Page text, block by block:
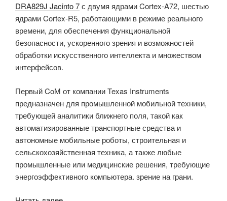
DRA829J Jacinto 7с двумя ядрами Cortex-A72, шестью
ядрами Cortex-R5, работающими в режиме реального
времени, для обеспечения функциональной
безопасности, ускоренного зрения и возможностей
обработки искусственного интеллекта и множеством
интерфейсов.
Первый CoM от компании Texas Instruments
предназначен для промышленной мобильной техники,
требующей аналитики ближнего поля, такой как
автоматизированные транспортные средства и
автономные мобильные роботы, строительная и
сельскохозяйственная техника, а также любые
промышленные или медицинские решения, требующие
энергоэффективного компьютера. зрение на грани.